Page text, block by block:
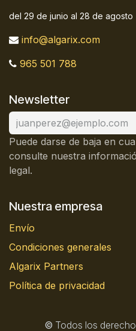
del 29 de junio al 28 de agosto
info@algarix.com
965 501 788
Newsletter
Puede darse de baja en
consulte nuestra
legal.
Nuestra empresa
Envío
Condiciones generales
Algarix Partners
Política de privacidad
© Todos los